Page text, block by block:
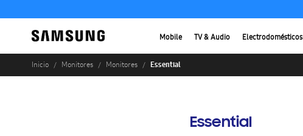
Mobile TV & Audio Electrodomésticos
Inicio Monitores Monitores Essential
Essential